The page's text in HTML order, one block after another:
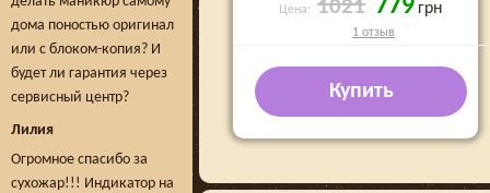
дома поностью оригинал
или с блоком-копия? И
будет ли гарантия через
сервисный центр?
Лилия
Огромное спасибо за
сухожар!!! Индикатор на
Цена: 1021 779 грн
1 отзыв
Купить